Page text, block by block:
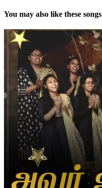
You may also like these songs